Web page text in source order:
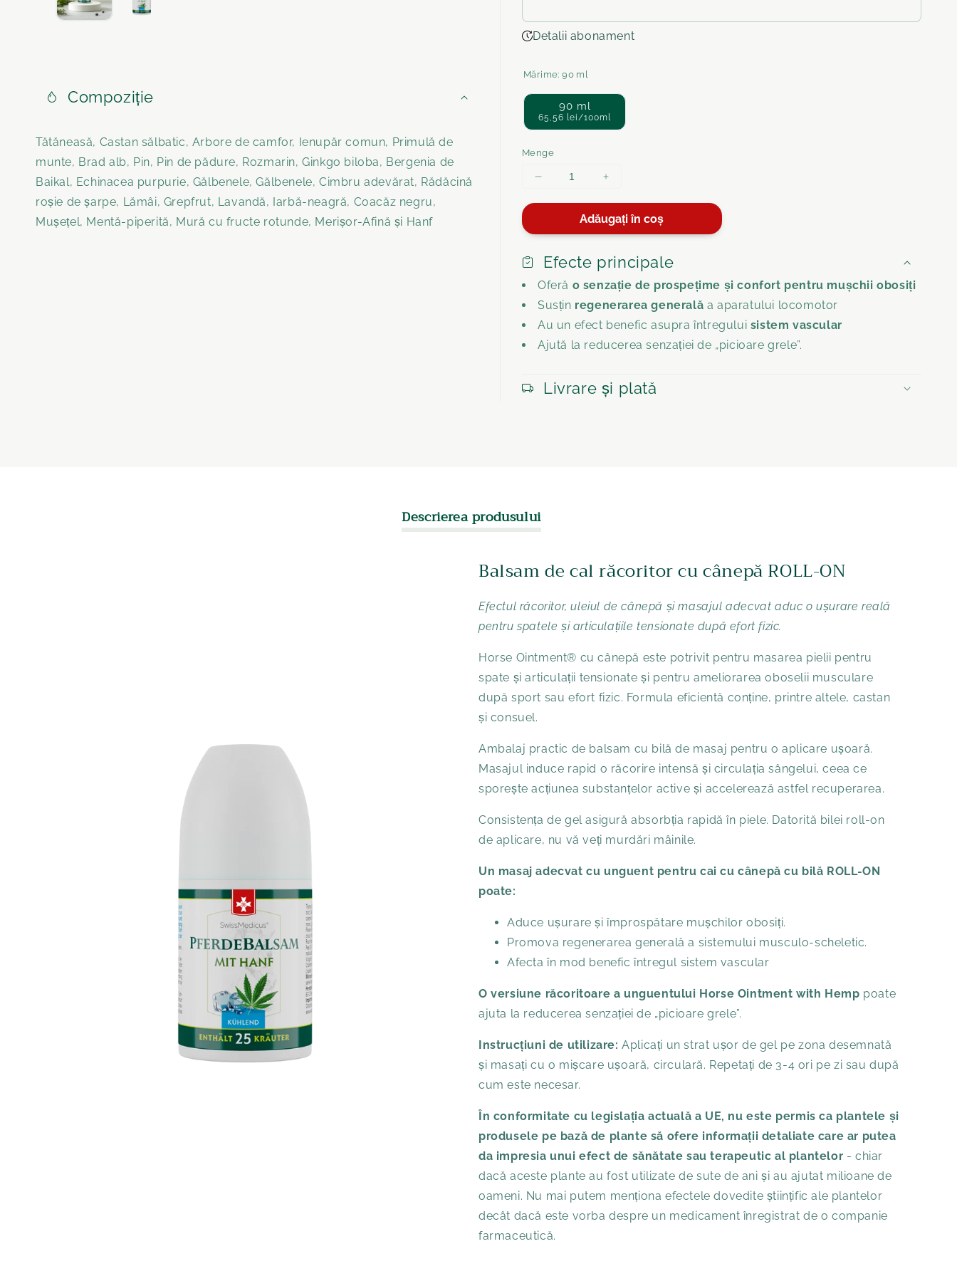
Compoziție
Tătăneasă, Castan sălbatic, Arbore de camfor, Ienupăr comun, Primulă de
munte, Brad alb, Pin, Pin de pădure, Rozmarin, Ginkgo biloba, Bergenia de
Baikal, Echinacea purpurie, Gălbenele, Gălbenele, Cimbru adevărat, Rădăcină
roșie de șarpe, Lămâi, Grepfrut, Lavandă, Iarbă-neagră, Coacăz negru,
Mușețel, Mentă-piperită, Mură cu fructe rotunde, Merișor-Afină și Hanf
Detalii abonament
Mărime:90 ml
90 ml
65,56 lei/100ml
Menge
Menge
răcoritor
cu
cânepă
ROLL-
ON
verringern
Menge
Balsam
de
răcoritor
cu
cânepă
ROLL-
ON
erhöhen
Adăugați în coș
Efecte principale
Oferă o senzație de prospețime și confort pentru mușchii obosiți
Susțin regenerarea generală a aparatului locomotor
Au un efect benefic asupra întregului sistem vascular
Ajută la reducerea senzației de „picioare grele”.
Livrare și plată
Descrierea produsului
Balsam de cal răcoritor cu cânepă ROLL-ON
Efectul răcoritor, uleiul de cânepă și masajul adecvat aduc o ușurare reală
pentru spatele și articulațiile tensionate după efort fizic.
Horse Ointment® cu cânepă este potrivit pentru masarea pielii pentru
spate și articulații tensionate și pentru ameliorarea oboselii musculare
după sport sau efort fizic. Formula eficientă conține, printre altele, castan
și consuel.
Ambalaj practic de balsam cu bilă de masaj pentru o aplicare ușoară.
Masajul induce rapid o răcorire intensă și circulația sângelui, ceea ce
sporește acțiunea substanțelor active și accelerează astfel recuperarea.
Consistența de gel asigură absorbția rapidă în piele. Datorită bilei roll-on
de aplicare, nu vă veți murdări mâinile.
Un masaj adecvat cu unguent pentru cai cu cânepă cu bilă ROLL-ON
poate:
Aduce ușurare și împrospătare mușchilor obosiți.
Promova regenerarea generală a sistemului musculo-scheletic.
Afecta în mod benefic întregul sistem vascular
O versiune răcoritoare a unguentului Horse Ointment with Hemp poate
ajuta la reducerea senzației de „picioare grele”.
Instrucțiuni de utilizare:Aplicați un strat ușor de gel pe zona desemnată
și masați cu o mișcare ușoară, circulară. Repetați de 3-4 ori pe zi sau după
cum este necesar.
În conformitate cu legislația actuală a UE, nu este permis ca plantele și
produsele pe bază de plante să ofere informații detaliate care ar putea
da impresia unui efect de sănătate sau terapeutic al plantelor - chiar
dacă aceste plante au fost utilizate de sute de ani și au ajutat milioane de
oameni. Nu mai putem menționa efectele dovedite științific ale plantelor
decât dacă este vorba despre un medicament înregistrat de o companie
farmaceutică.